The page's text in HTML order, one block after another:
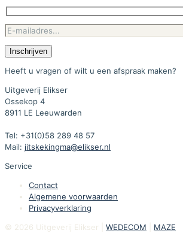
Heeft u vragen of wilt u een afspraak maken?
Uitgeverij Elikser
Ossekop 4
8911 LE Leeuwarden
Tel: +31(0)58 289 48 57
Mail: jitskekingma@elikser.nl
Service
Contact
Algemene voorwaarden
Privacyverklaring
© 2026 Uitgeverij Elikser | WEDECOM MAZE